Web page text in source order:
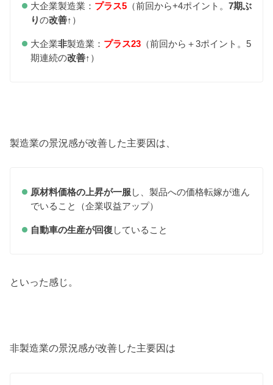
大企業製造業： プラス5（前回から+4ポイント。 7期ぶ
りの改善↑ ）
大企業非製造業： プラス23（前回から＋3ポイント。5
期連続の改善↑ ）
製造業の景況感が改善した主要因は、
原材料価格の上昇が一服 し、製品への価格転嫁が進ん
でいること（企業収益アップ）
自動車の生産が回復 していること
といった感じ。
非製造業の景況感が改善した主要因は